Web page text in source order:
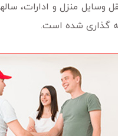
وسایل منزل و ادارات،
گذاری شده است.